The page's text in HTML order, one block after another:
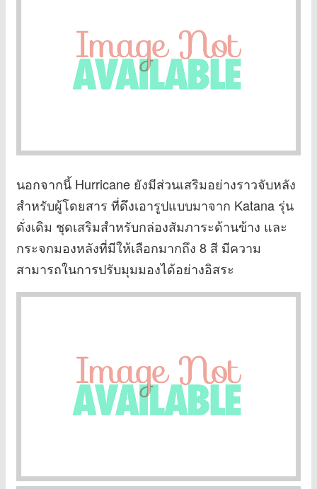
นอกจากนี้ Hurricane ยังมีส่วนเสริมอย่างราวจับหลัง
สำหรับผู้โดยสาร ที่ดึงเอารูปแบบมาจาก Katana รุ่น
ดั่งเดิม ชุดเสริมสำหรับกล่องสัมภาระด้านข้าง และ
กระจกมองหลังที่มีให้เลือกมากถึง 8 สี มีความ
สามารถในการปรับมุมมองได้อย่างอิสระ